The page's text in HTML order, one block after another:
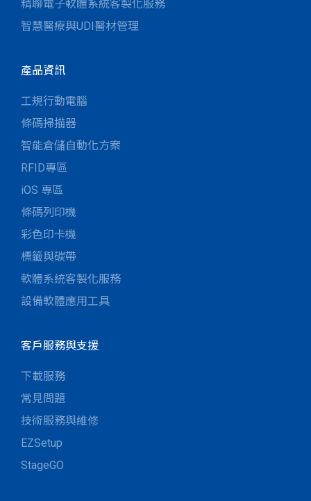
精聯電子軟體系統客製化服務
智慧醫療與UDI醫材管理
產品資訊
工規行動電腦
條碼掃描器
智能倉儲自動化方案
RFID專區
iOS 專區
條碼列印機
彩色印卡機
標籤與碳帶
軟體系統客製化服務
設備軟體應用工具
客戶服務與支援
下載服務
常見問題
技術服務與維修
EZSetup
StageGO